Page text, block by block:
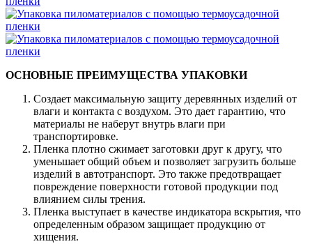
ОСНОВНЫЕ ПРЕИМУЩЕСТВА УПАКОВКИ
Создает максимальную защиту деревянных изделий от
влаги и контакта с воздухом. Это дает гарантию, что
материалы не наберут внутрь влаги при
транспортировке.
Пленка плотно сжимает заготовки друг к другу, что
уменьшает общий объем и позволяет загрузить больше
изделий в автотранспорт. Это также предотвращает
повреждение поверхности готовой продукции под
влиянием силы трения.
Пленка выступает в качестве индикатора вскрытия, что
определенным образом защищает продукцию от
хищения.